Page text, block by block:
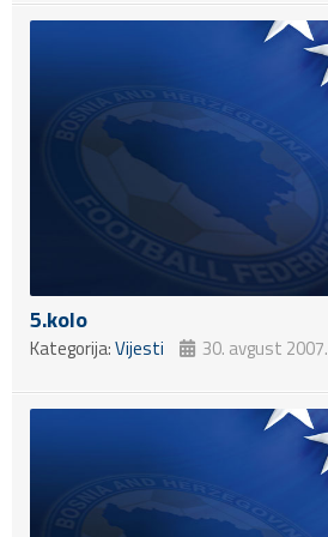
5.kolo
Kategorija:Vijesti 30. avgust 2007.